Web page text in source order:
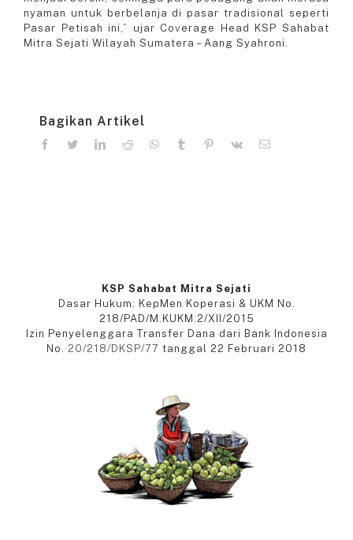
nyaman untuk berbelanja di pasar tradisional seperti
Pasar Petisah ini,” ujar Coverage Head KSP Sahabat
Mitra Sejati Wilayah Sumatera – Aang Syahroni.
Bagikan Artikel
facebooktwitter linkedinreddit whatsapp
tumblr pinterest
KSP Sahabat Mitra Sejati
Dasar Hukum: KepMen Koperasi & UKM No.
218/PAD/M.KUKM.2/XII/2015
Izin Penyelenggara Transfer Dana dari Bank Indonesia
No. 20/218/DKSP/77 tanggal 22 Februari 2018